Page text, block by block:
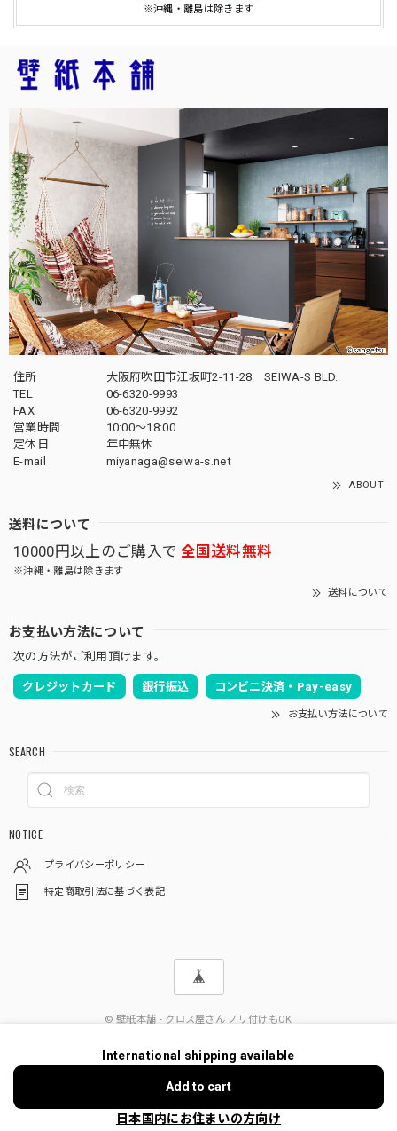
※沖縄・離島は除きます
住所
大阪府吹田市江坂町2-11-28 SEIWA-S BLD.
TEL
06-6320-9993
FAX
06-6320-9992
営業時間
10:00～18:00
定休日
年中無休
E-mail
miyanaga@seiwa-s.net
ABOUT
送料について
10000円以上のご購入で 全国送料無料
※沖縄・離島は除きます
送料について
お支払い方法について
次の方法がご利用頂けます。
クレジットカード 銀行振込 コンビニ決済・Pay-easy
お支払い方法について
SEARCH
NOTICE
プライバシーポリシー
特定商取引法に基づく表記
© 壁紙本舗 - クロス屋さん ノリ付けもOK
International shipping available
Add to cart
日本国内にお住まいの方向け
ショップに質問する